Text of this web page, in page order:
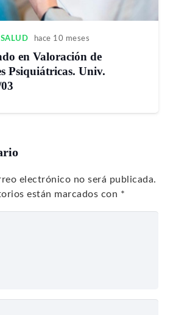
hace 10 meses
en Valoración de
Psiquiátricas. Univ.
electrónico no será publicada.
están marcados con *